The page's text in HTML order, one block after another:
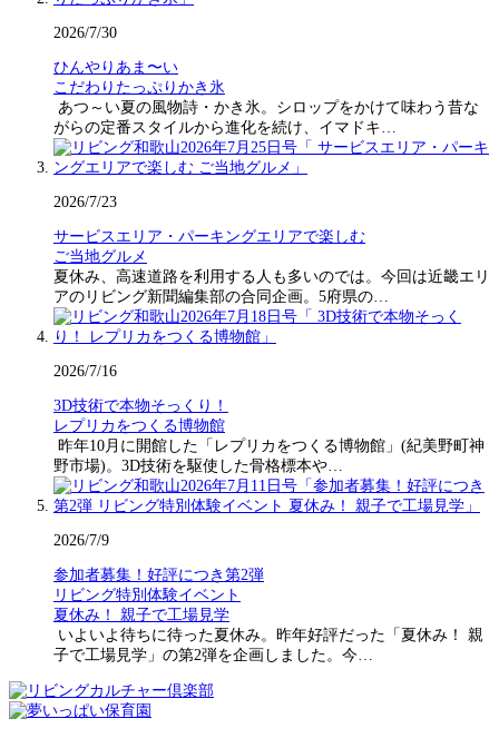
2026/7/30
ひんやりあま〜い
こだわりたっぷりかき氷
あつ～い夏の風物詩・かき氷。シロップをかけて味わう昔な
がらの定番スタイルから進化を続け、イマドキ…
2026/7/23
サービスエリア・パーキングエリアで楽しむ
ご当地グルメ
夏休み、高速道路を利用する人も多いのでは。今回は近畿エリ
アのリビング新聞編集部の合同企画。5府県の…
2026/7/16
3D技術で本物そっくり！
レプリカをつくる博物館
昨年10月に開館した「レプリカをつくる博物館」(紀美野町神
野市場)。3D技術を駆使した骨格標本や…
2026/7/9
参加者募集！好評につき第2弾
リビング特別体験イベント
夏休み！ 親子で工場見学
いよいよ待ちに待った夏休み。昨年好評だった「夏休み！ 親
子で工場見学」の第2弾を企画しました。今…